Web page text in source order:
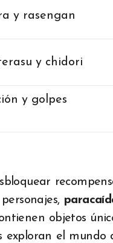
y rasengan
y chidori
y golpes
objetos
exploran el mundo